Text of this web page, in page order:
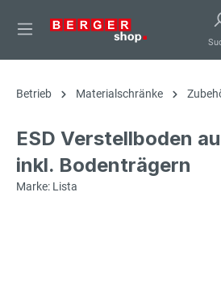
springen
Betrieb Materialschränke
ESD Verstellboden
inkl. Bodenträgern
Marke: Lista